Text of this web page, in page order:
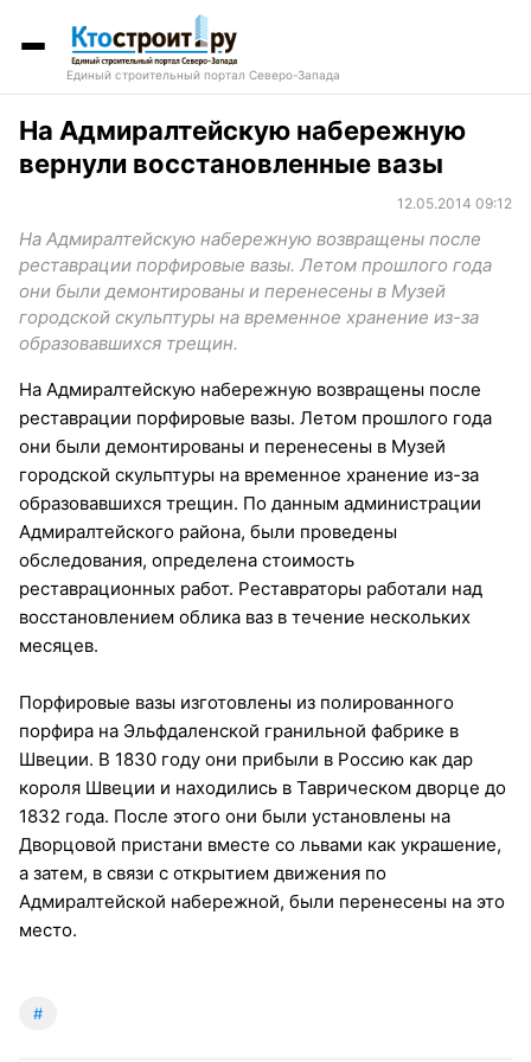
Единый строительный портал Северо-Запада
На Адмиралтейскую набережную
вернули восстановленные вазы
12.05.2014 09:12
На Адмиралтейскую набережную возвращены после
реставрации порфировые вазы. Летом прошлого года
они были демонтированы и перенесены в Музей
городской скульптуры на временное хранение из-за
образовавшихся трещин.
На Адмиралтейскую набережную возвращены после
реставрации порфировые вазы. Летом прошлого года
они были демонтированы и перенесены в Музей
городской скульптуры на временное хранение из-за
образовавшихся трещин. По данным администрации
Адмиралтейского района, были проведены
обследования, определена стоимость
реставрационных работ. Реставраторы работали над
восстановлением облика ваз в течение нескольких
месяцев.
Порфировые вазы изготовлены из полированного
порфира на Эльфдаленской гранильной фабрике в
Швеции. В 1830 году они прибыли в Россию как дар
короля Швеции и находились в Таврическом дворце до
1832 года. После этого они были установлены на
Дворцовой пристани вместе со львами как украшение,
а затем, в связи с открытием движения по
Адмиралтейской набережной, были перенесены на это
место.
#